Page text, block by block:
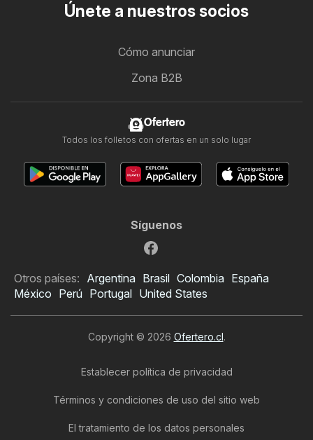
Únete a nuestros socios
Cómo anunciar
Zona B2B
Ofertero
Todos los folletos con ofertas en un solo lugar
Síguenos
Otros países: Argentina Brasil Colombia España
México Perú Portugal United States
Copyright © 2026 Ofertero.cl.
Establecer política de privacidad
Términos y condiciones de uso del sitio web
El tratamiento de los datos personales